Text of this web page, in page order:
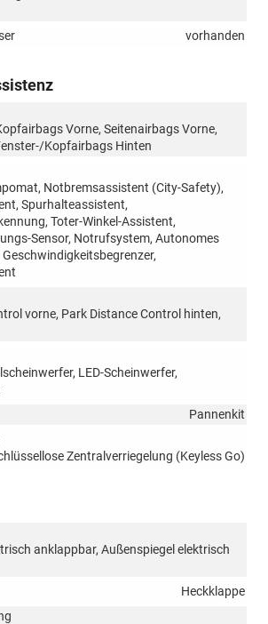
vorhanden
Vorne, Seitenairbags Vorne,
Kopfairbags Hinten
Notbremsassistent (City-Safety),
Spurhalteassistent,
Toter-Winkel-Assistent,
Sensor, Notrufsystem, Autonomes
vorne, Park Distance Control hinten,
LED-Scheinwerfer,
Pannenkit
Zentralverriegelung (Keyless Go)
anklappbar, Außenspiegel elektrisch
Heckklappe